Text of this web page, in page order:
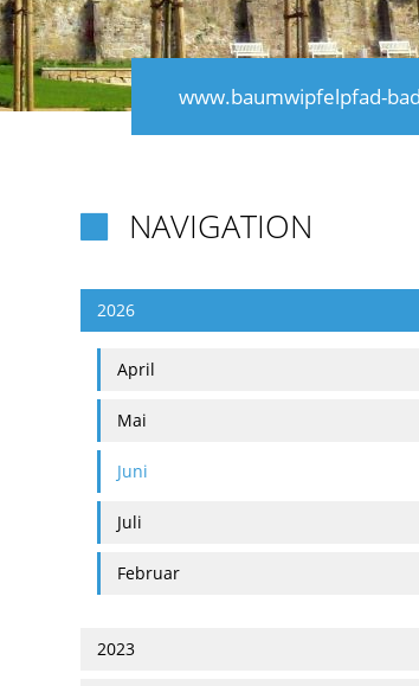
www.baumwipfelpfad-
NAVIGATION
2026
April
Mai
Juni
Juli
Februar
2023